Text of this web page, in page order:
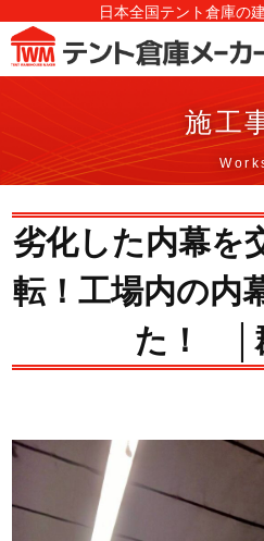
日本全国テント倉庫の
施工
劣化した内幕を
転！工場内の内
た！ │